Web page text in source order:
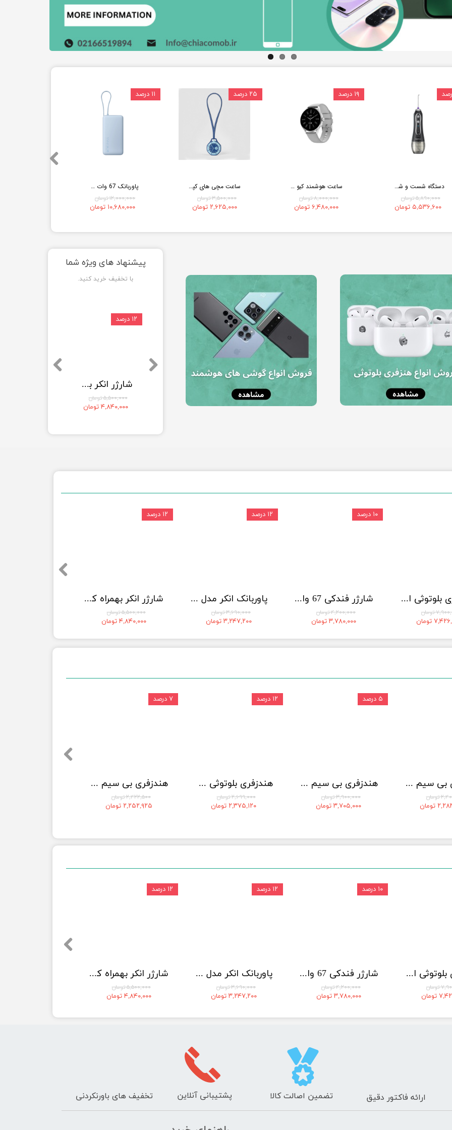
پاوربانک 67 وات شیائومی مدل PB2067 ظرفیت 20000 میلی آمپر ساعت
۱۲,۰۰۰,۰۰۰ تومان
۱۰,۶۸۰,۰۰۰ تومان
۱۱ درصد
ساعت مچی های کپی سواچ مدل Royal Pop × اودمار پیگه
۳,۵۰۰,۰۰۰ تومان
۲,۶۲۵,۰۰۰ تومان
۲۵ درصد
ساعت هوشمند کیو سی وای مدل Qcy watch elite
۸,۰۰۰,۰۰۰ تومان
۶,۴۸۰,۰۰۰ تومان
۱۹ درصد
دستگاه شست و شوی دهان و دندان اچ تو اوفلس مدل Portable hf-6
۵,۸۹۰,۰۰۰ تومان
۵,۵۳۶,۶۰۰ تومان
پیشنهاد های ویژه شما
شارژر انکر بهمراه کابل متصل Anker Nano USB C Charger Block 35W Max 2-Port مدل A2658
۵,۵۰۰,۰۰۰ تومان
۴,۸۴۰,۰۰۰ تومان
۱۲ درصد
۳,۲۴۷,۲۰۰ تومان
۴,۲۰۰,۰۰۰ تومان
۳,۷۸۰,۰۰۰ تومان ۷,۴۲۶,۰۰۰ تومان
۶ درصد
شارژر 45 وات انکر Anker Nano Charger 45W Foldable 180° مدل A121D
۵,۵۰۰,۰۰۰ تومان
۴,۹۵۰,۰۰۰ تومان
با تخفیف خرید کنید.
شارژر انکر بهمراه کابل متصل Anker Nano USB C Charger Block 35W Max 2-Port مدل A2658
۵,۵۰۰,۰۰۰ تومان
۴,۸۴۰,۰۰۰ تومان
۱۲ درصد
پاوربانک انکر مدل A1653 ظرفیت 5000 میلی آمپر ساعت
۳,۶۹۰,۰۰۰ تومان
۳,۲۴۷,۲۰۰ تومان
۱۲ درصد
شارژر فندکی 67 وات انکر مدل A2736
۴,۲۰۰,۰۰۰ تومان
۳,۷۸۰,۰۰۰ تومان
۱۰ درصد
هندزفری بلوتوثی انکر مدل Soundcore V40i A3878
تومان
تومان
هندزفری بی سیم انکر مدل anker Soundcore R50i
۲,۴۲۲,۵۰۰ تومان
۲,۲۵۲,۹۲۵ تومان
۷ درصد
هندزفری بلوتوثی کیو سی وای مدل T13 ANC 2
۲,۶۹۹,۰۰۰ تومان
۲,۳۷۵,۱۲۰ تومان
۱۲ درصد
هندزفری بی سیم انکر مدل Soundcore R50i NC
۳,۹۰۰,۰۰۰ تومان
۳,۷۰۵,۰۰۰ تومان
۵ درصد
هندزفری بی سیم انکر مدل soundcore life u2i
تومان
تومان
شارژر انکر بهمراه کابل متصل Anker Nano USB C Charger Block 35W Max 2-Port مدل A2658
۵,۵۰۰,۰۰۰ تومان
۴,۸۴۰,۰۰۰ تومان
۱۲ درصد
پاوربانک انکر مدل A1653 ظرفیت 5000 میلی آمپر ساعت
۳,۶۹۰,۰۰۰ تومان
۳,۲۴۷,۲۰۰ تومان
۱۲ درصد
شارژر فندکی 67 وات انکر مدل A2736
۴,۲۰۰,۰۰۰ تومان
۳,۷۸۰,۰۰۰ تومان
۱۰ درصد
هندزفری بلوتوثی انکر مدل Soundcore V40i A3878
تومان
تومان
تخفیف های باورنکردنی ارائه فاکتور دقیق تضمین اصالت کالا پشتیبانی آنلاین